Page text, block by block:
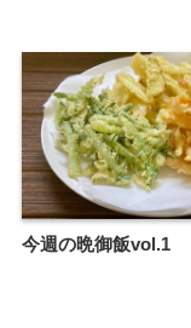
今週の晩御飯vol.1